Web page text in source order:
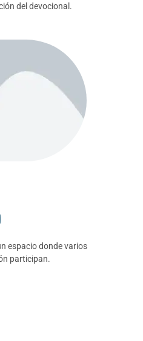
del devocional.
espacio donde varios
participan.